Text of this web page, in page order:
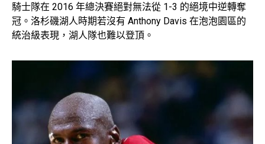
騎士隊在 2016 年總決賽絕對無法從 1-3 的絕境中逆轉奪
冠。洛杉磯湖人時期若沒有 Anthony Davis 在泡泡園區的
統治級表現，湖人隊也難以登頂。